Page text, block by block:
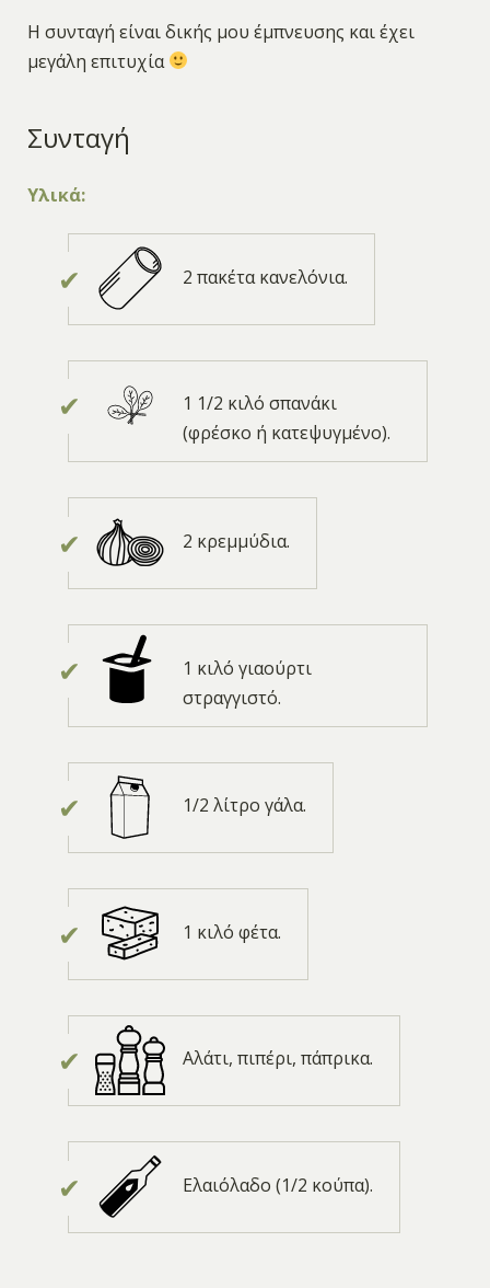
Η συνταγή είναι δικής μου έμπνευσης και έχει
μεγάλη επιτυχία
Συνταγή
Υλικά:
2 πακέτα κανελόνια.
1 1/2 κιλό σπανάκι
(φρέσκο ή κατεψυγμένο).
2 κρεμμύδια.
1 κιλό γιαούρτι
στραγγιστό.
1/2 λίτρο γάλα.
1 κιλό φέτα.
Αλάτι, πιπέρι, πάπρικα.
Ελαιόλαδο (1/2 κούπα).